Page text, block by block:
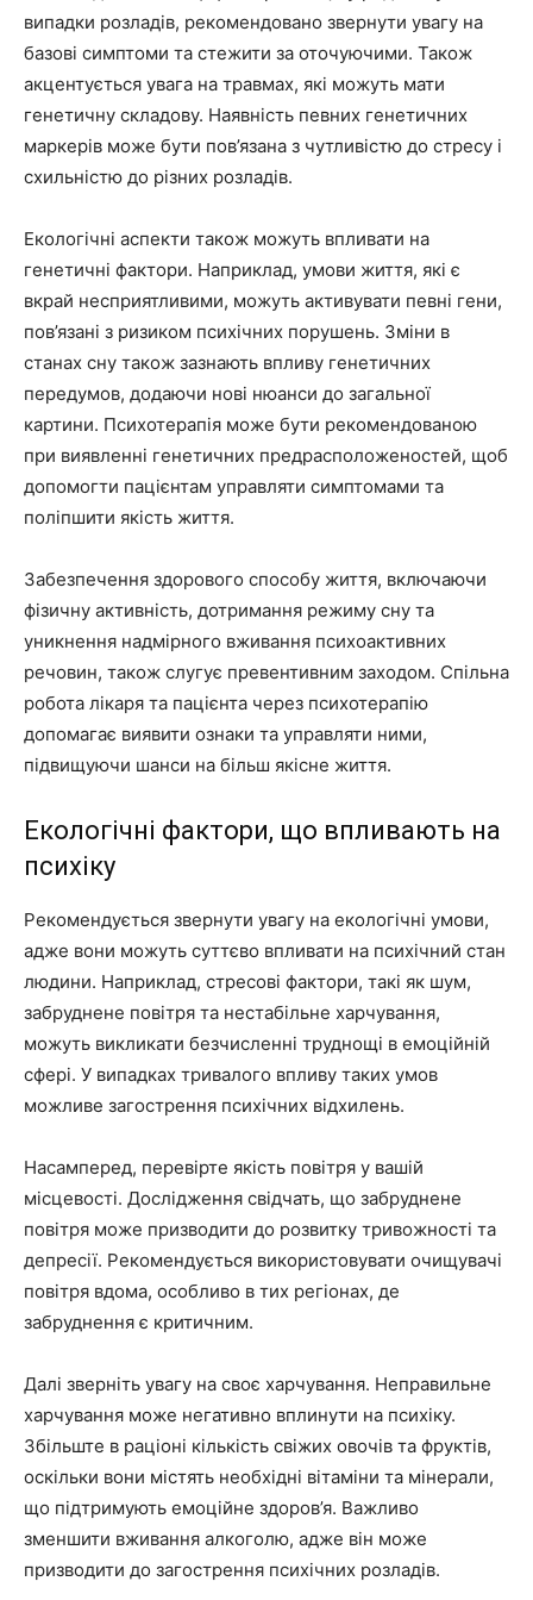
випадки розладів, рекомендовано звернути увагу на
базові симптоми та стежити за оточуючими. Також
акцентується увага на травмах, які можуть мати
генетичну складову. Наявність певних генетичних
маркерів може бути пов’язана з чутливістю до стресу і
схильністю до різних розладів.
Екологічні аспекти також можуть впливати на
генетичні фактори. Наприклад, умови життя, які є
вкрай несприятливими, можуть активувати певні гени,
пов’язані з ризиком психічних порушень. Зміни в
станах сну також зазнають впливу генетичних
передумов, додаючи нові нюанси до загальної
картини. Психотерапія може бути рекомендованою
при виявленні генетичних предрасположеностей, щоб
допомогти пацієнтам управляти симптомами та
поліпшити якість життя.
Забезпечення здорового способу життя, включаючи
фізичну активність, дотримання режиму сну та
уникнення надмірного вживання психоактивних
речовин, також слугує превентивним заходом. Спільна
робота лікаря та пацієнта через психотерапію
допомагає виявити ознаки та управляти ними,
підвищуючи шанси на більш якісне життя.
Екологічні фактори, що впливають на
психіку
Рекомендується звернути увагу на екологічні умови,
адже вони можуть суттєво впливати на психічний стан
людини. Наприклад, стресові фактори, такі як шум,
забруднене повітря та нестабільне харчування,
можуть викликати безчисленні труднощі в емоційній
сфері. У випадках тривалого впливу таких умов
можливе загострення психічних відхилень.
Насамперед, перевірте якість повітря у вашій
місцевості. Дослідження свідчать, що забруднене
повітря може призводити до розвитку тривожності та
депресії. Рекомендується використовувати очищувачі
повітря вдома, особливо в тих регіонах, де
забруднення є критичним.
Далі зверніть увагу на своє харчування. Неправильне
харчування може негативно вплинути на психіку.
Збільште в раціоні кількість свіжих овочів та фруктів,
оскільки вони містять необхідні вітаміни та мінерали,
що підтримують емоційне здоров’я. Важливо
зменшити вживання алкоголю, адже він може
призводити до загострення психічних розладів.